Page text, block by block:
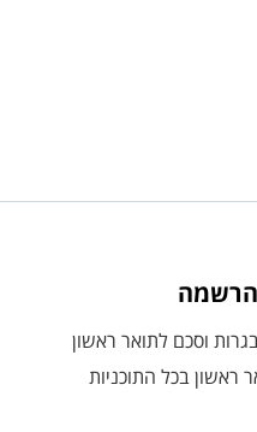
וסכם לתואר ראשון
ראשון בכל התוכניות